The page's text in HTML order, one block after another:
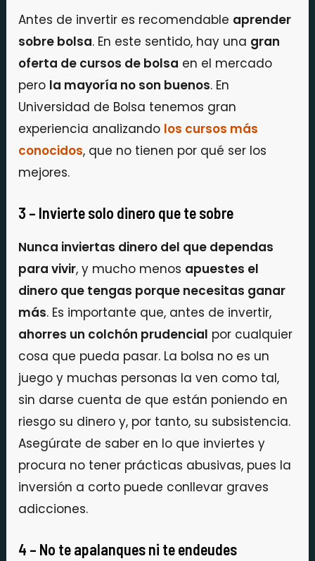
Antes de invertir es recomendable aprender
sobre bolsa. En este sentido, hay una gran
oferta de cursos de bolsa en el mercado
pero la mayoría no son buenos. En
Universidad de Bolsa tenemos gran
experiencia analizando los cursos más
conocidos, que no tienen por qué ser los
mejores.
3 – Invierte solo dinero que te sobre
Nunca inviertas dinero del que dependas
para vivir, y mucho menos apuestes el
dinero que tengas porque necesitas ganar
más. Es importante que, antes de invertir,
ahorres un colchón prudencial por cualquier
cosa que pueda pasar. La bolsa no es un
juego y muchas personas la ven como tal,
sin darse cuenta de que están poniendo en
riesgo su dinero y, por tanto, su subsistencia.
Asegúrate de saber en lo que inviertes y
procura no tener prácticas abusivas, pues la
inversión a corto puede conllevar graves
adicciones.
4 – No te apalanques ni te endeudes